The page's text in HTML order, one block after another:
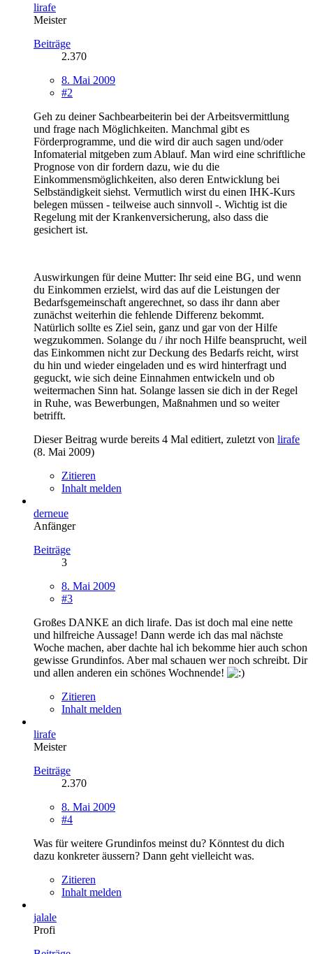
lirafe
Meister
Beiträge
2.370
8. Mai 2009
#2
Geh zu deiner Sachbearbeiterin bei der Arbeitsvermittlung
und frage nach Möglichkeiten. Manchmal gibt es
Förderprogramme, und die wird dir auch sagen und/oder
Infomaterial mitgeben zum Ablauf. Man wird eine schriftliche
Prognose von dir fordern dazu, wie du die
Einkommensmöglichkeiten, also deren Entwicklung bei
Selbständigkeit siehst. Vermutlich wirst du einen IHK-Kurs
belegen müssen - teilweise auch sinnvoll -. Wichtig ist die
Regelung mit der Krankenversicherung, also dass die
gesichert ist.
Auswirkungen für deine Mutter: Ihr seid eine BG, und wenn
du Einkommen erzielst, wird das auf die Leistungen der
Bedarfsgemeinschaft angerechnet, so dass ihr dann aber
zunächst weiterhin die fehlende Differenz bekommt.
Natürlich sollte es Ziel sein, ganz und gar von der Hilfe
wegzukommen. Solange du / ihr noch Hilfe beansprucht, weil
das Einkommen nicht zur Deckung des Bedarfs reicht, wirst
du hin und wieder eingeladen und es wird hinterfragt und
geguckt, wie sich deine Einnahmen entwickeln und ob
weitermachen Sinn hat. Solange lassen sie dich in der Regel
in Ruhe, was Bewerbungen, Maßnahmen und so weiter
betrifft.
Dieser Beitrag wurde bereits 4 Mal editiert, zuletzt von lirafe
(8. Mai 2009)
Zitieren
Inhalt melden
derneue
Anfänger
Beiträge
3
8. Mai 2009
#3
Großes DANKE an dich lirafe. Das ist doch mal eine nette
und hilfreiche Aussage! Dann werde ich das mal nächste
Woche machen, aber dachte hal ich bekomme hier auch schon
gewisse Grundinfos. Aber mal schauen wer noch schreibt. Dir
und allen anderen ein schönes Wochnende!
Zitieren
Inhalt melden
lirafe
Meister
Beiträge
2.370
8. Mai 2009
#4
Was für weitere Grundinfos meinst du? Könntest du dich
dazu konkreter äussern? Dann geht vielleicht was.
Zitieren
Inhalt melden
jalale
Profi